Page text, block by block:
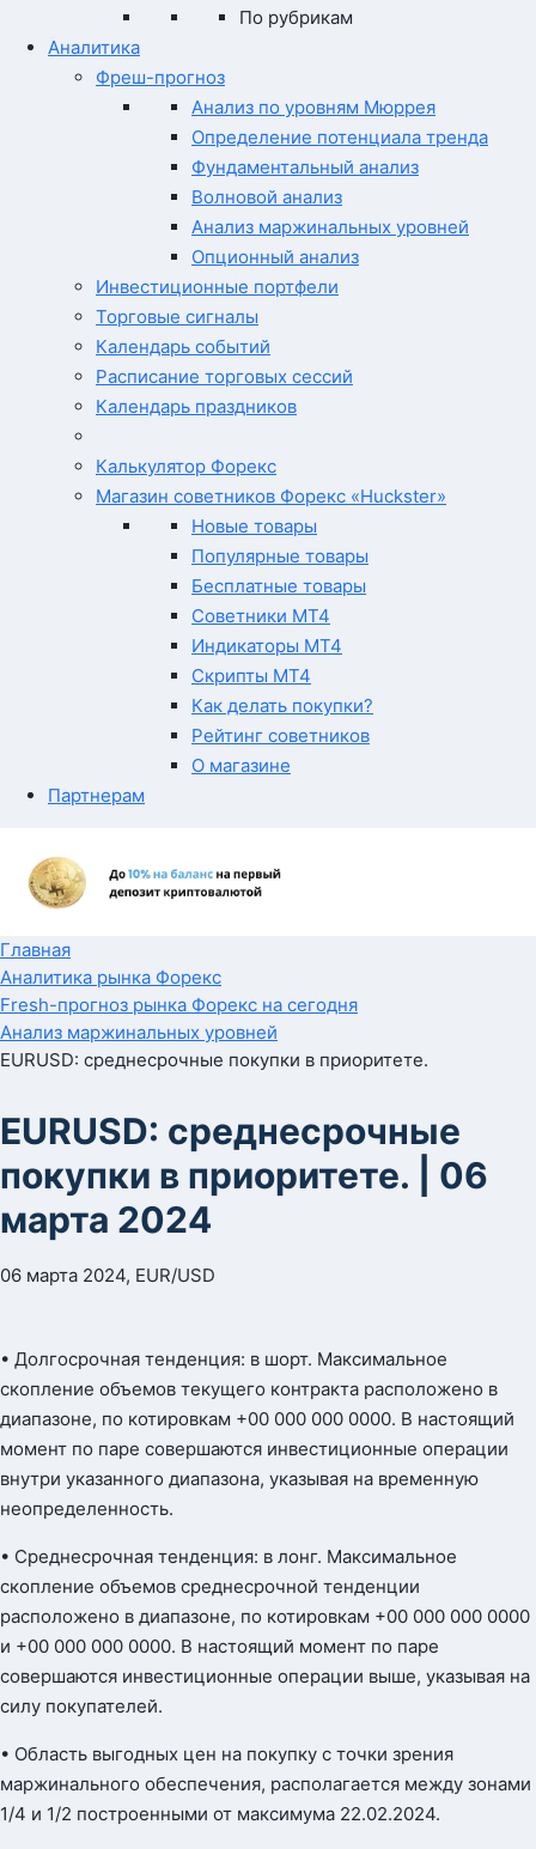
По рубрикам
Аналитика
Фреш-прогноз
Анализ по уровням Мюррея
Определение потенциала тренда
Фундаментальный анализ
Волновой анализ
Анализ маржинальных уровней
Опционный анализ
Инвестиционные портфели
Торговые сигналы
Календарь событий
Расписание торговых сессий
Календарь праздников
Калькулятор Форекс
Магазин советников Форекс «Huckster»
Новые товары
Популярные товары
Бесплатные товары
Советники MT4
Индикаторы MT4
Скрипты MT4
Как делать покупки?
Рейтинг советников
О магазине
Партнерам
Главная
Аналитика рынка Форекс
Fresh-прогноз рынка Форекс на сегодня
Анализ маржинальных уровней
EURUSD: среднесрочные покупки в приоритете.
EURUSD: среднесрочные
покупки в приоритете. | 06
марта 2024
06 марта 2024, EUR/USD
• Долгосрочная тенденция: в шорт. Максимальное
скопление объемов текущего контракта расположено в
диапазоне, по котировкам +00 000 000 0000. В настоящий
момент по паре совершаются инвестиционные операции
внутри указанного диапазона, указывая на временную
неопределенность.
• Среднесрочная тенденция: в лонг. Максимальное
скопление объемов среднесрочной тенденции
расположено в диапазоне, по котировкам +00 000 000 0000
и +00 000 000 0000. В настоящий момент по паре
совершаются инвестиционные операции выше, указывая на
силу покупателей.
• Область выгодных цен на покупку с точки зрения
маржинального обеспечения, располагается между зонами
1/4 и 1/2 построенными от максимума 22.02.2024.